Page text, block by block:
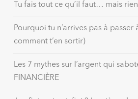
Tu fais tout ce qu’il faut… mais
Pourquoi tu n’arrives pas à passer
comment t’en sortir)
Les 7 mythes sur l’argent qui
FINANCIÈRE